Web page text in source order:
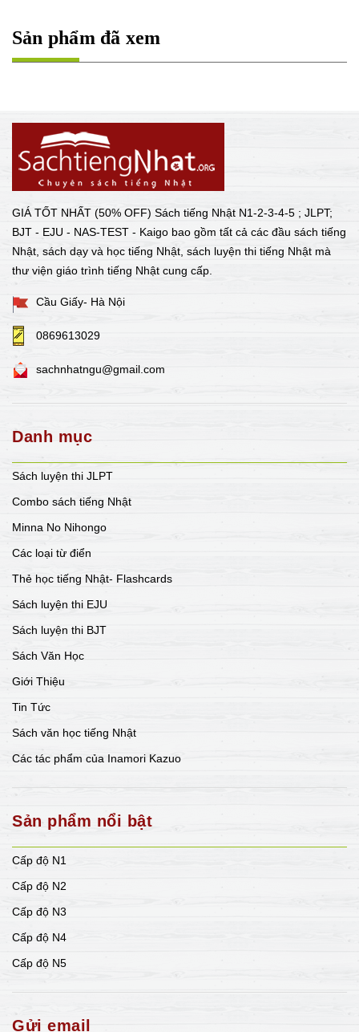
Sản phẩm đã xem
GIÁ TỐT NHẤT (50% OFF) Sách tiếng Nhật N1-2-3-4-5 ; JLPT;
BJT - EJU - NAS-TEST - Kaigo bao gồm tất cả các đầu sách tiếng
Nhật, sách dạy và học tiếng Nhật, sách luyện thi tiếng Nhật mà
thư viện giáo trình tiếng Nhật cung cấp.
Cầu Giấy- Hà Nội
0869613029
sachnhatngu@gmail.com
Danh mục
Sách luyện thi JLPT
Combo sách tiếng Nhật
Minna No Nihongo
Các loại từ điển
Thẻ học tiếng Nhật- Flashcards
Sách luyện thi EJU
Sách luyện thi BJT
Sách Văn Học
Giới Thiệu
Tin Tức
Sách văn học tiếng Nhật
Các tác phẩm của Inamori Kazuo
Sản phẩm nổi bật
Cấp độ N1
Cấp độ N2
Cấp độ N3
Cấp độ N4
Cấp độ N5
Gửi email